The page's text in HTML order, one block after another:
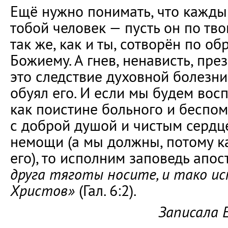
Ещё нужно понимать, что
тобой человек — пусть он по
так же, как и ты, сотворён по
Божиему. А гнев, ненависть,
это следствие духовной
обуял его. И если мы будем
как поистине больного и
с доброй душой и чистым
немощи (а мы должны, потому
его), то исполним заповедь
друга тяготы носите, и тако
Христов» (Гал. 6:2).
Записала